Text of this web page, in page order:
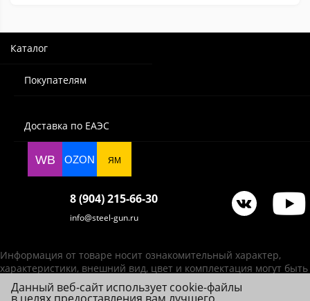
Каталог
Покупателям
Доставка по ЕАЭС
WB OZON ЯМ
8 (904) 215-66-30
info@steel-gun.ru
Информация от товаре носит ознакомительный характер,
характеристики, внешний вид, цвет и комплектация могут быть
изменены производителем без уведомления.
Данный веб-сайт использует cookie-файлы